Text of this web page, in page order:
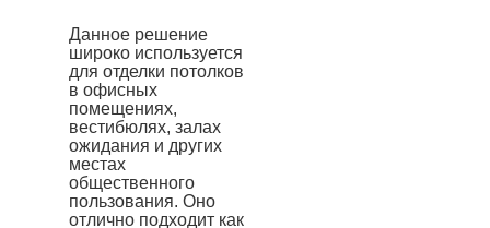
Данное решение
широко используется
для отделки потолков
в офисных
помещениях,
вестибюлях, залах
ожидания и других
местах
общественного
пользования. Оно
отлично подходит как